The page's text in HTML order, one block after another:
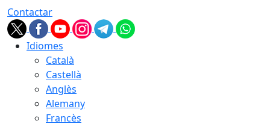
Contactar
Idiomes
Català
Castellà
Anglès
Alemany
Francès